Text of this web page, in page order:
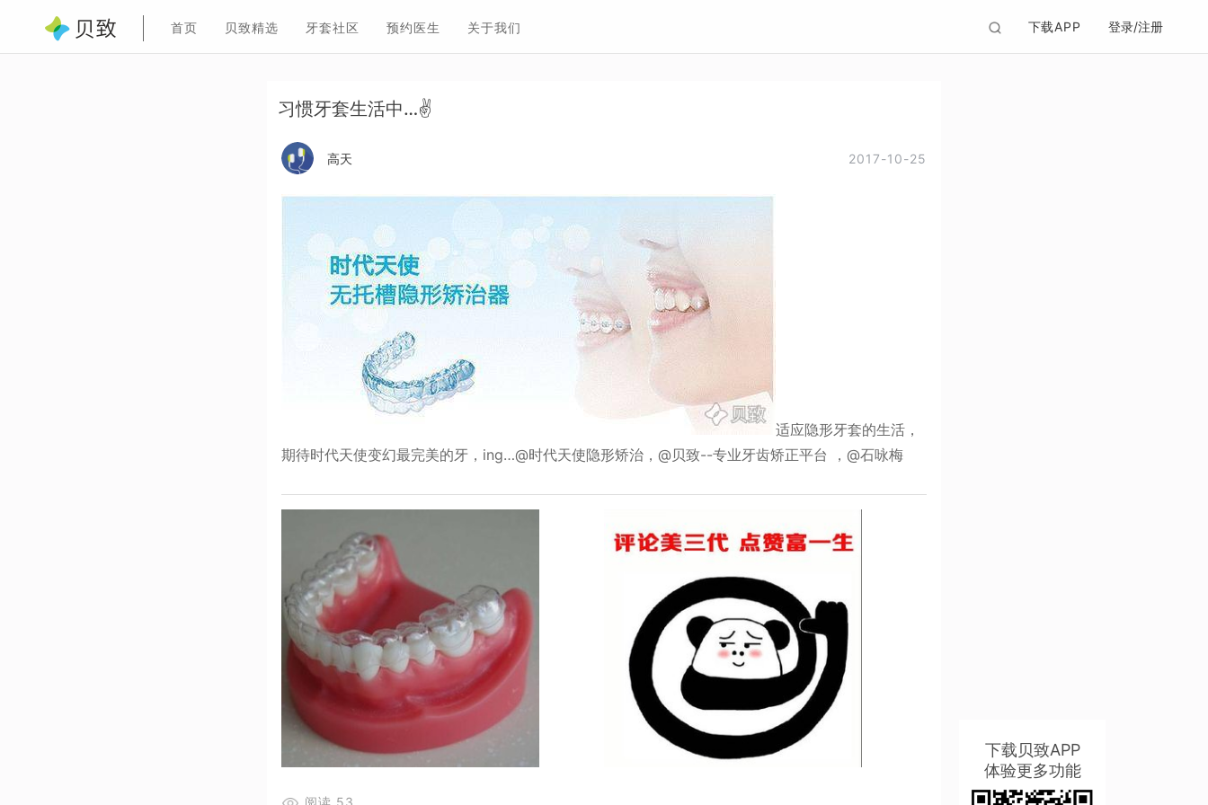
首页 贝致精选 牙套社区 预约医生 关于我们 下载APP 登录/注册
习惯牙套生活中…✌️
高天 2017-10-25
适应隐形牙套的生活，
期待时代天使变幻最完美的牙，ing…@时代天使隐形矫治，@贝致--专业牙齿矫正平台 ，@石咏梅
下载贝致APP
体验更多功能